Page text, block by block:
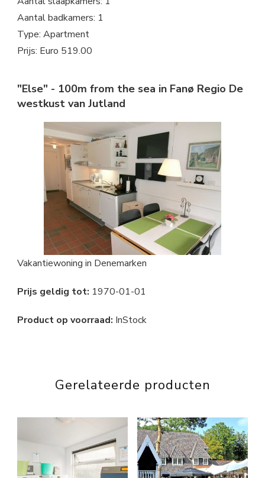
Aantal badkamers: 1
Type: Apartment
Prijs: Euro 519.00
"Else" - 100m from the sea in Fanø Regio De
westkust van Jutland
Vakantiewoning in Denemarken
Prijs geldig tot: 1970-01-01
Product op voorraad: InStock
Gerelateerde producten